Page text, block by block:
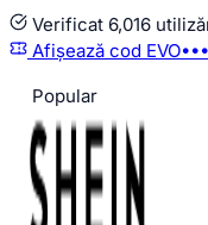
Verificat 6,016
Afișează cod EVO•••
Popular